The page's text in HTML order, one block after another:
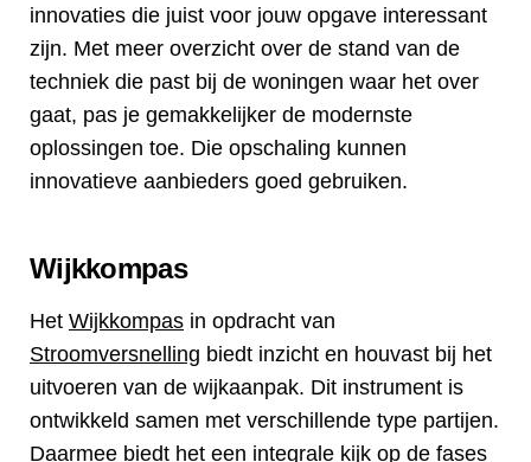
innovaties die juist voor jouw opgave interessant
zijn. Met meer overzicht over de stand van de
techniek die past bij de woningen waar het over
gaat, pas je gemakkelijker de modernste
oplossingen toe. Die opschaling kunnen
innovatieve aanbieders goed gebruiken.
Wijkkompas
Het Wijkkompas in opdracht van
Stroomversnelling biedt inzicht en houvast bij het
uitvoeren van de wijkaanpak. Dit instrument is
ontwikkeld samen met verschillende type partijen.
Daarmee biedt het een integrale kijk op de fases